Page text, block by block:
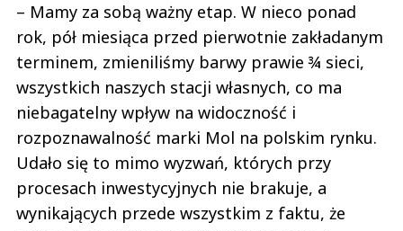
– Mamy za sobą ważny etap. W nieco ponad
rok, pół miesiąca przed pierwotnie zakładanym
terminem, zmieniliśmy barwy prawie ¾ sieci,
wszystkich naszych stacji własnych, co ma
niebagatelny wpływ na widoczność i
rozpoznawalność marki Mol na polskim rynku.
Udało się to mimo wyzwań, których przy
procesach inwestycyjnych nie brakuje, a
wynikających przede wszystkim z faktu, że